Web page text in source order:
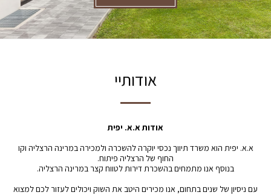
אודותיי
אודות א.א. יפית
א.א. יפית הוא משרד תיווך נכסי יוקרה להשכרה ולמכירה במרינה הרצליה וקו
החוף של הרצליה פיתוח.
בנוסף אנו מתמחים בהשכרת דירות לטווח קצר במרינה הרצליה.
עם ניסיון של שנים בתחום, אנו מכירים היטב את השוק ויכולים לעזור לכם למצוא